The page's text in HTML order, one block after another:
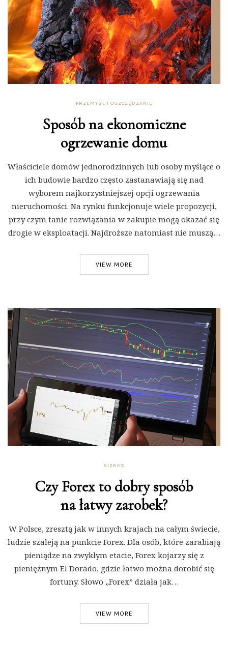
PRZEMYSŁ I OSZCZĘDZANIE
Sposób na ekonomiczne
ogrzewanie domu
Właściciele domów jednorodzinnych lub osoby myślące o
ich budowie bardzo często zastanawiają się nad
wyborem najkorzystniejszej opcji ogrzewania
nieruchomości. Na rynku funkcjonuje wiele propozycji,
przy czym tanie rozwiązania w zakupie mogą okazać się
drogie w eksploatacji. Najdroższe natomiast nie muszą…
VIEW MORE
BIZNES
Czy Forex to dobry sposób
na łatwy zarobek?
W Polsce, zresztą jak w innych krajach na całym świecie,
ludzie szaleją na punkcie Forex. Dla osób, które zarabiają
pieniądze na zwykłym etacie, Forex kojarzy się z
pieniężnym El Dorado, gdzie łatwo można dorobić się
fortuny. Słowo „Forex” działa jak…
VIEW MORE